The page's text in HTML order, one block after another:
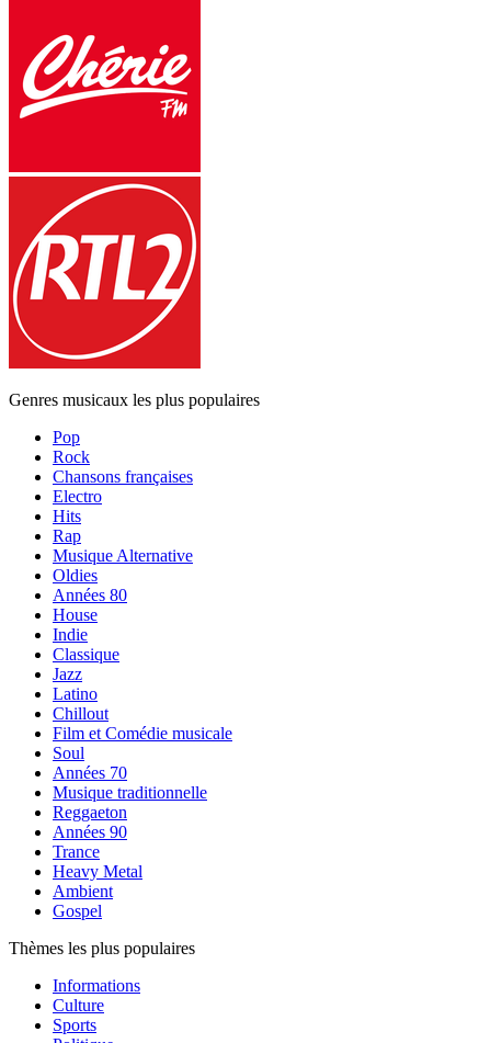
Genres musicaux les plus populaires
Pop
Rock
Chansons françaises
Electro
Hits
Rap
Musique Alternative
Oldies
Années 80
House
Indie
Classique
Jazz
Latino
Chillout
Film et Comédie musicale
Soul
Années 70
Musique traditionnelle
Reggaeton
Années 90
Trance
Heavy Metal
Ambient
Gospel
Thèmes les plus populaires
Informations
Culture
Sports